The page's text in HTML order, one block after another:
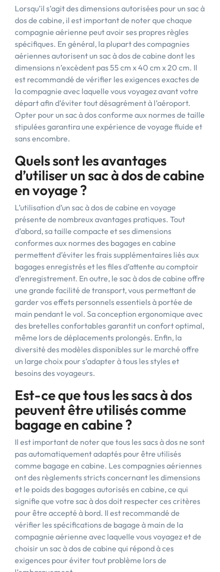
Lorsqu’il s’agit des dimensions autorisées pour un sac à
dos de cabine, il est important de noter que chaque
compagnie aérienne peut avoir ses propres règles
spécifiques. En général, la plupart des compagnies
aériennes autorisent un sac à dos de cabine dont les
dimensions n’excèdent pas 55 cm x 40 cm x 20 cm. Il
est recommandé de vérifier les exigences exactes de
la compagnie avec laquelle vous voyagez avant votre
départ afin d’éviter tout désagrément à l’aéroport.
Opter pour un sac à dos conforme aux normes de taille
stipulées garantira une expérience de voyage fluide et
sans encombre.
Quels sont les avantages
d’utiliser un sac à dos de cabine
en voyage ?
L’utilisation d’un sac à dos de cabine en voyage
présente de nombreux avantages pratiques. Tout
d’abord, sa taille compacte et ses dimensions
conformes aux normes des bagages en cabine
permettent d’éviter les frais supplémentaires liés aux
bagages enregistrés et les files d’attente au comptoir
d’enregistrement. En outre, le sac à dos de cabine offre
une grande facilité de transport, vous permettant de
garder vos effets personnels essentiels à portée de
main pendant le vol. Sa conception ergonomique avec
des bretelles confortables garantit un confort optimal,
même lors de déplacements prolongés. Enfin, la
diversité des modèles disponibles sur le marché offre
un large choix pour s’adapter à tous les styles et
besoins des voyageurs.
Est-ce que tous les sacs à dos
peuvent être utilisés comme
bagage en cabine ?
Il est important de noter que tous les sacs à dos ne sont
pas automatiquement adaptés pour être utilisés
comme bagage en cabine. Les compagnies aériennes
ont des règlements stricts concernant les dimensions
et le poids des bagages autorisés en cabine, ce qui
signifie que votre sac à dos doit respecter ces critères
pour être accepté à bord. Il est recommandé de
vérifier les spécifications de bagage à main de la
compagnie aérienne avec laquelle vous voyagez et de
choisir un sac à dos de cabine qui répond à ces
exigences pour éviter tout problème lors de